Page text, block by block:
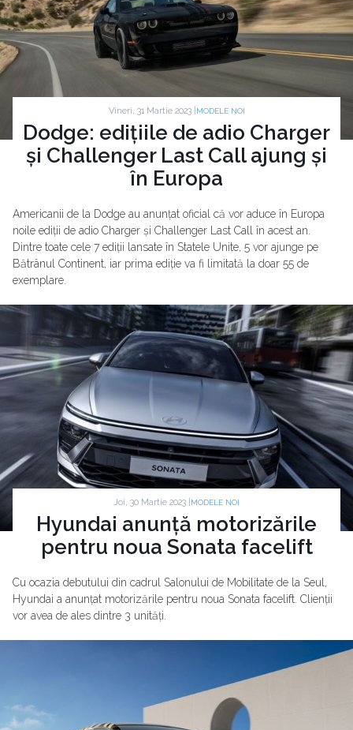
Vineri, 31 Martie 2023 | MODELE NOI
Dodge: edițiile de adio Charger
și Challenger Last Call ajung și
în Europa
Americanii de la Dodge au anunțat oficial că vor aduce în Europa
noile ediții de adio Charger și Challenger Last Call în acest an.
Dintre toate cele 7 ediții lansate în Statele Unite, 5 vor ajunge pe
Bătrânul Continent, iar prima ediție va fi limitată la doar 55 de
exemplare.
Joi, 30 Martie 2023 | MODELE NOI
Hyundai anunță motorizările
pentru noua Sonata facelift
Cu ocazia debutului din cadrul Salonului de Mobilitate de la Seul,
Hyundai a anunțat motorizările pentru noua Sonata facelift. Clienții
vor avea de ales dintre 3 unități.